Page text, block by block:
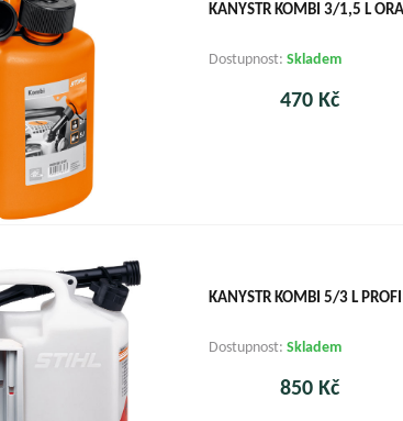
KANYSTR KOMBI 3/1,5 L
Dostupnost: Skladem
470 Kč
KANYSTR KOMBI 5/3 L PROFI
Dostupnost: Skladem
850 Kč